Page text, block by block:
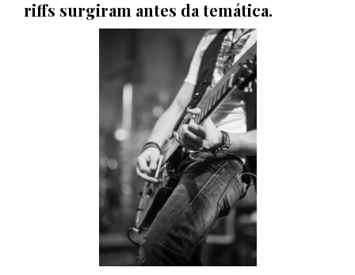
riffs surgiram antes da temática.